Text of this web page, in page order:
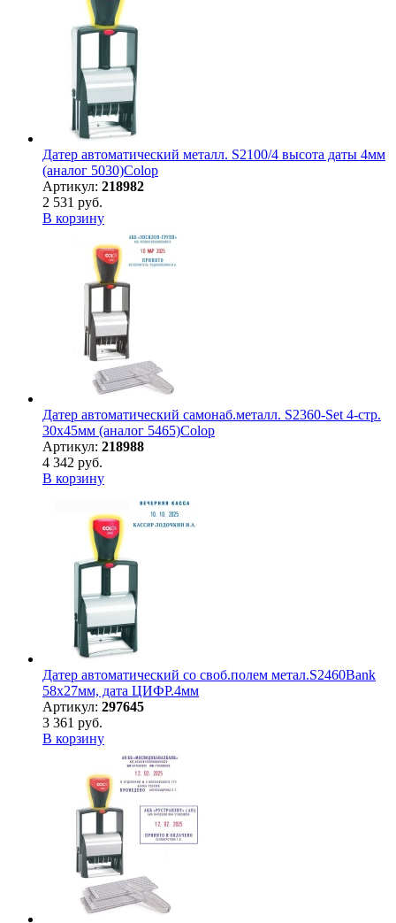
Датер автоматический металл. S2100/4 высота даты 4мм
(аналог 5030)Colop
Артикул: 218982
2 531 руб.
В корзину
Датер автоматический самонаб.металл. S2360-Set 4-стр.
30х45мм (аналог 5465)Colop
Артикул: 218988
4 342 руб.
В корзину
Датер автоматический со своб.полем метал.S2460Bank
58х27мм, дата ЦИФР.4мм
Артикул: 297645
3 361 руб.
В корзину